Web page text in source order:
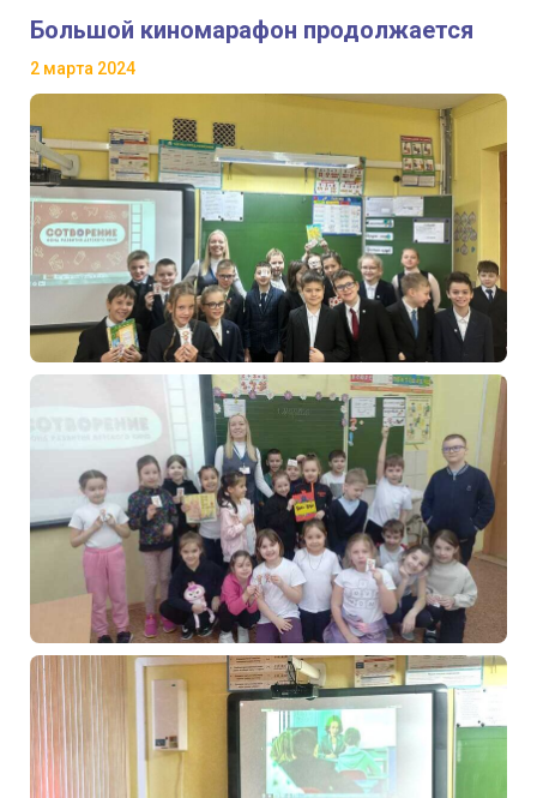
Большой киномарафон продолжается
2 марта 2024